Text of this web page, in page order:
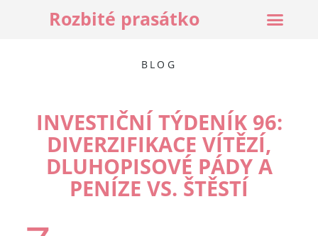
Rozbité prasátko
BLOG
INVESTIČNÍ TÝDENÍK 96:
DIVERZIFIKACE VÍTĚZÍ,
DLUHOPISOVÉ PÁDY A
PENÍZE VS. ŠTĚSTÍ